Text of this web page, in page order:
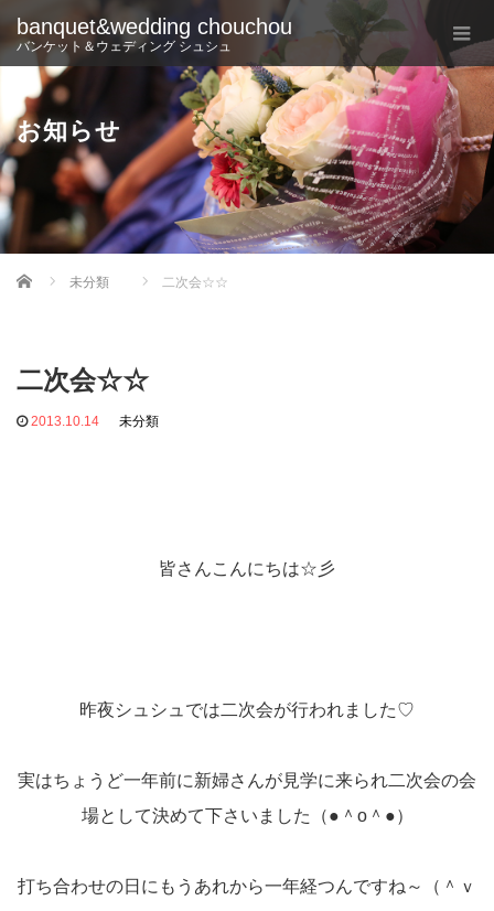
banquet&wedding chouchou
バンケット＆ウェディング シュシュ
お知らせ
Home 未分類 二次会☆☆
二次会☆☆
2013.10.14 未分類
皆さんこんにちは☆彡
昨夜シュシュでは二次会が行われました♡
実はちょうど一年前に新婦さんが見学に来られ二次会の会
場として決めて下さいました（●＾o＾●）
打ち合わせの日にもうあれから一年経つんですね～（＾ｖ